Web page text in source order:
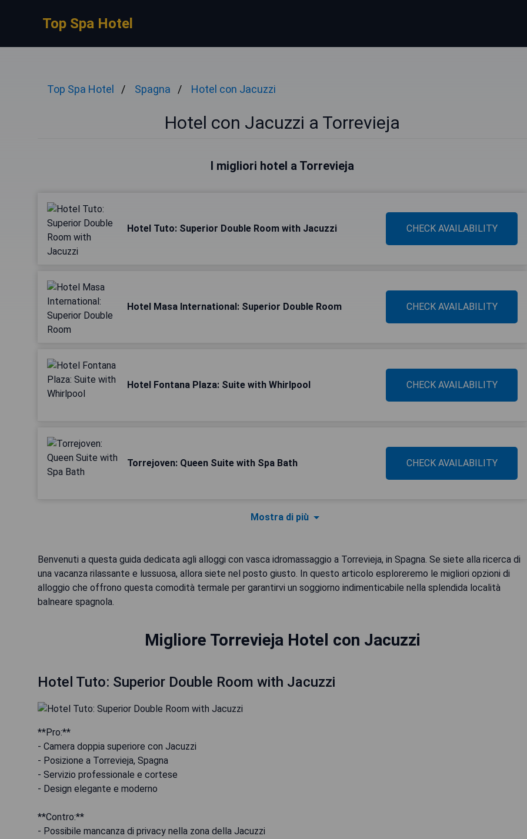
Top Spa Hotel
Top Spa Hotel Spagna Hotel con Jacuzzi
Hotel con Jacuzzi a Torrevieja
I migliori hotel a Torrevieja
Hotel Tuto: Superior Double Room with Jacuzzi CHECK AVAILABILITY
Hotel Masa International: Superior Double Room CHECK AVAILABILITY
Hotel Fontana Plaza: Suite with Whirlpool CHECK AVAILABILITY
Torrejoven: Queen Suite with Spa Bath CHECK AVAILABILITY
Mostra di più
Benvenuti a questa guida dedicata agli alloggi con vasca idromassaggio a Torrevieja, in Spagna. Se siete alla ricerca di
una vacanza rilassante e lussuosa, allora siete nel posto giusto. In questo articolo esploreremo le migliori opzioni di
alloggio che offrono questa comodità termale per garantirvi un soggiorno indimenticabile nella splendida località
balneare spagnola.
Migliore Torrevieja Hotel con Jacuzzi
Hotel Tuto: Superior Double Room with Jacuzzi
**Pro:**
- Camera doppia superiore con Jacuzzi
- Posizione a Torrevieja, Spagna
- Servizio professionale e cortese
- Design elegante e moderno
**Contro:**
- Possibile mancanza di privacy nella zona della Jacuzzi